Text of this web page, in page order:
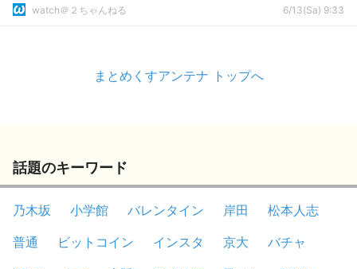
watch＠２ちゃんねる 6/13(Sa) 9:33
まとめくすアンテナ トップへ
話題のキーワード
乃木坂 小学館 バレンタイン 岸田
松本人志
普通
ビットコイン インスタ 京大
バチャ